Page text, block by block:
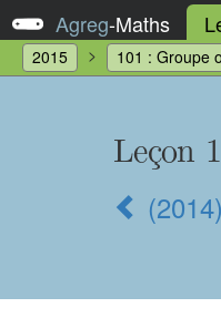
Agreg-Maths
2015 101 : Groupe
Leçon